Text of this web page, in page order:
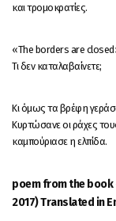
και τρομοκρατίες.
«The borders are
Τι δεν καταλαβαίνετε;
Κι όμως τα βρέφη
Κυρτώσανε οι ράχες
καμπούριασε η ελπίδα.
poem from the book
2017) Translated in